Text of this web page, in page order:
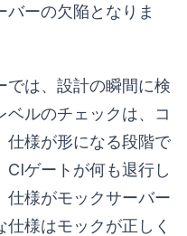
ーの欠陥となりま
では、設計の瞬間に検
ルのチェックは、コ
仕様が形になる段階で
CIゲートが何も退行し
仕様がモックサーバー
様はモックが正しく